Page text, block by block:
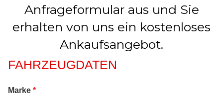
Anfrageformular aus und Sie
erhalten von uns ein kostenloses
Ankaufsangebot.
FAHRZEUGDATEN
Marke *